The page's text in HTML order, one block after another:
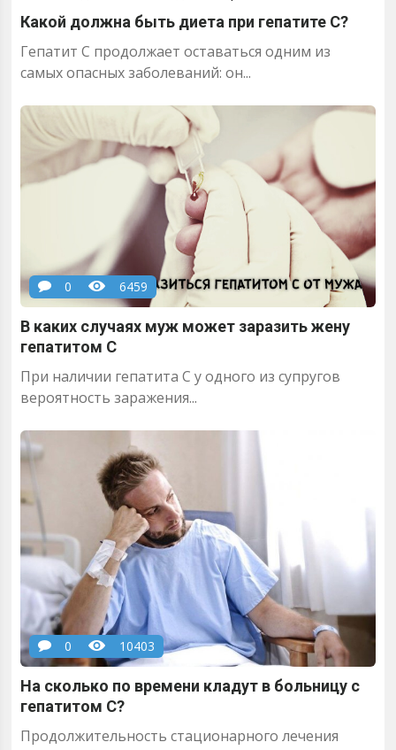
Какой должна быть диета при гепатите С?
Гепатит С продолжает оставаться одним из
самых опасных заболеваний: он...
0 6459
В каких случаях муж может заразить жену
гепатитом С
При наличии гепатита С у одного из супругов
вероятность заражения...
0 10403
На сколько по времени кладут в больницу с
гепатитом С?
Продолжительность стационарного лечения